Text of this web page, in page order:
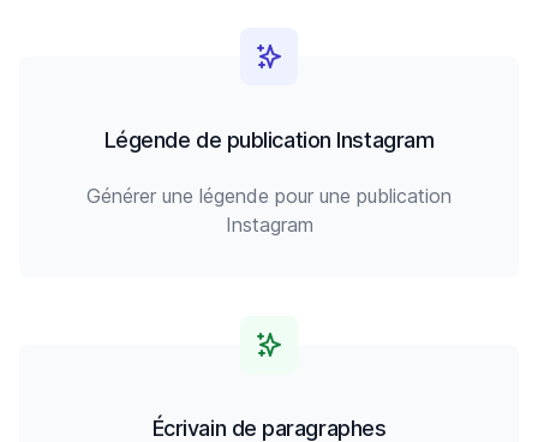
Légende de publication Instagram
Générer une légende pour une publication
Instagram
Écrivain de paragraphes